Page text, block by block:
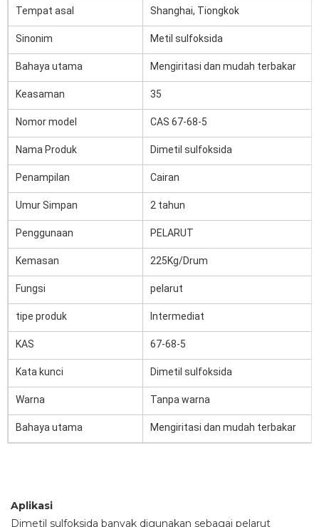
Tempat asal Shanghai, Tiongkok
Sinonim Metil sulfoksida
Bahaya utama Mengiritasi dan mudah terbakar
Keasaman 35
Nomor model CAS 67-68-5
Nama Produk Dimetil sulfoksida
Penampilan Cairan
Umur Simpan 2 tahun
Penggunaan PELARUT
Kemasan 225Kg/Drum
Fungsi pelarut
tipe produk Intermediat
KAS 67-68-5
Kata kunci Dimetil sulfoksida
Warna Tanpa warna
Bahaya utama Mengiritasi dan mudah terbakar
Aplikasi
Dimetil sulfoksida banyak digunakan sebagai pelarut